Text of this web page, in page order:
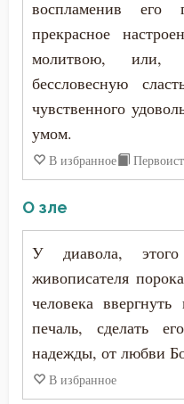
Богопознание
Богослужение
Богоугождение
Борьба
Вера
Воздержание
Воля Божия
Анастасий Синаит
Анатолий Оптинский
Антоний Великий
Антоний Оптинский
Арсений Великий
Афанасий (Сахаров)
Афанасий Великий
Варсонофий
Василий Великий
воспламенив его
прекрасное
молитвою, или,
бессловесную
чувственного
умом.
В избранное
О зле
У диавола,
живописателя
человека
печаль, сделать
надежды, от любви
В избранное